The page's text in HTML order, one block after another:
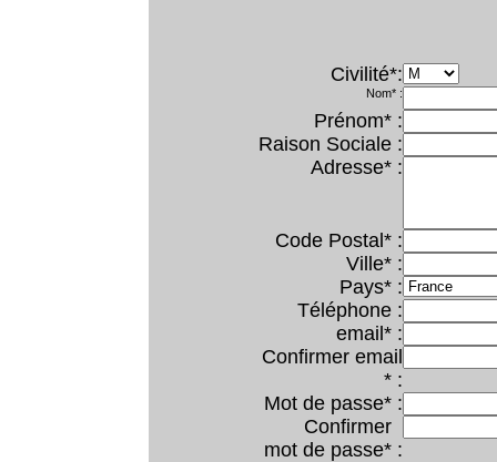
Civilité*:
Nom* :
Prénom* :
Raison Sociale :
Adresse* :
Code Postal* :
Ville* :
Pays* :
Téléphone :
email* :
Confirmer email
* :
Mot de passe* :
Confirmer
mot de passe* :